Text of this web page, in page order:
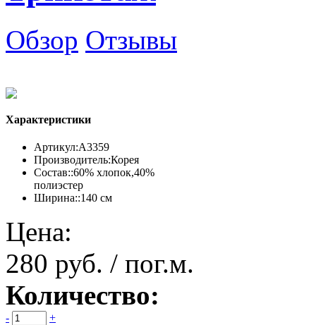
Обзор Отзывы
Характеристики
Артикул:А3359
Производитель:Корея
Состав::60% хлопок,40%
полиэстер
Ширина::140 см
Цена:
280 руб. / пог.м.
Количество:
- +